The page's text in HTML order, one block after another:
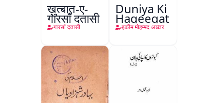
ख़ुत्बात-ए-
गारसाँ दतासी
गारसाँ दतासी
Duniya Ki
Haqeeqat
हकीम मोहम्मद अख़्तर